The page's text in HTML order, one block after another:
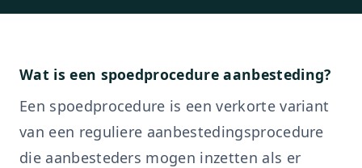
Wat is een spoedprocedure aanbesteding?
Een spoedprocedure is een verkorte variant
van een reguliere aanbestedingsprocedure
die aanbesteders mogen inzetten als er